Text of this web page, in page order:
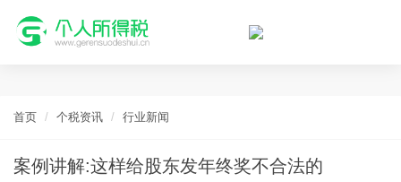
个人所得税网，最新个税资讯平台，您的个税管理专家！
首页 个税资讯 行业新闻
案例讲解:这样给股东发年终奖不合法的